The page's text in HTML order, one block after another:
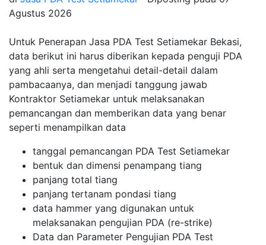
Agustus 2026
Untuk Penerapan Jasa PDA Test Setiamekar Bekasi,
data berikut ini harus diberikan kepada penguji PDA
yang ahli serta mengetahui detail-detail dalam
pambacaanya, dan menjadi tanggung jawab
Kontraktor Setiamekar untuk melaksanakan
pemancangan dan memberikan data yang benar
seperti menampilkan data
tanggal pemancangan PDA Test Setiamekar
bentuk dan dimensi penampang tiang
panjang total tiang
panjang tertanam pondasi tiang
data hammer yang digunakan untuk
melaksanakan pengujian PDA (re-strike)
Data dan Parameter Pengujian PDA Test